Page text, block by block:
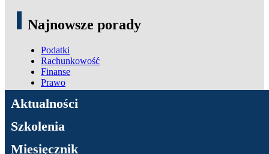
Najnowsze porady
Podatki
Rachunkowość
Finanse
Prawo
ADN Podatki
Aktualności
Szkolenia
Miesięcznik